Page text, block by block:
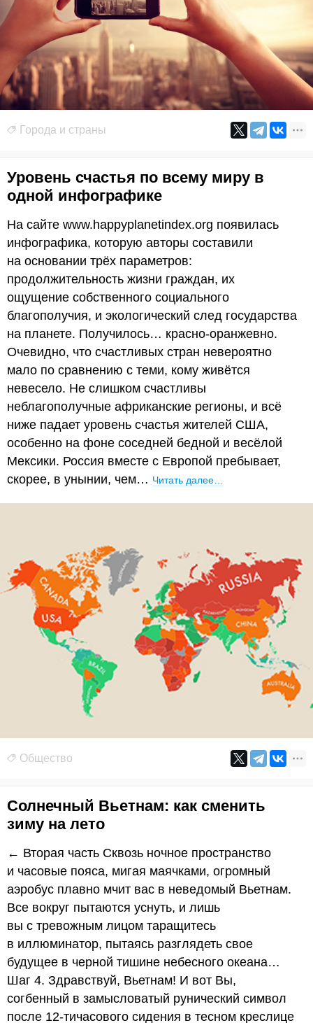
Города и страны
Уровень счастья по всему миру в
одной инфографике
На сайте www.happyplanetindex.org появилась
инфографика, которую авторы составили
на основании трёх параметров:
продолжительность жизни граждан, их
ощущение собственного социального
благополучия, и экологический след государства
на планете. Получилось… красно-оранжевно.
Очевидно, что счастливых стран невероятно
мало по сравнению с теми, кому живётся
невесело. Не слишком счастливы
неблагополучные африканские регионы, и всё
ниже падает уровень счастья жителей США,
особенно на фоне соседней бедной и весёлой
Мексики. Россия вместе с Европой пребывает,
скорее, в унынии, чем… Читать далее…
Общество
Солнечный Вьетнам: как сменить
зиму на лето
← Вторая часть Сквозь ночное пространство
и часовые пояса, мигая маячками, огромный
аэробус плавно мчит вас в неведомый Вьетнам.
Все вокруг пытаются уснуть, и лишь
вы с тревожным лицом таращитесь
в иллюминатор, пытаясь разглядеть свое
будущее в черной тишине небесного океана…
Шаг 4. Здравствуй, Вьетнам! И вот Вы,
согбенный в замысловатый рунический символ
после 12-тичасового сидения в тесном креслице